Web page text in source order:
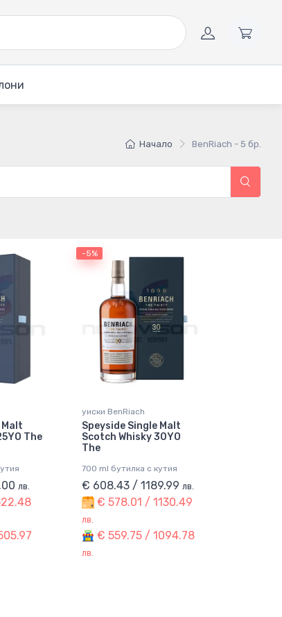
Начало BenRiach - 5 бр.
Malt
The
лв.
-5%
уиски BenRiach
Speyside Single Malt
Scotch Whisky 30YO
The
700 ml бутилка с кутия
€ 608.43 / 1189.99 лв.
€ 578.01 / 1130.49
лв.
€ 559.75 / 1094.78
лв.